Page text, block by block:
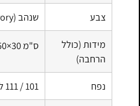
צבע שנהב (Ivory)
מידות (כולל
הרחבה)
75×50×30 ס"מ
נפח 101 / 111 ליטר